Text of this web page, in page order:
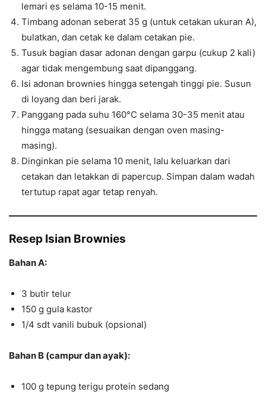
lemari es selama 10-15 menit.
Timbang adonan seberat 35 g (untuk cetakan ukuran A),
bulatkan, dan cetak ke dalam cetakan pie.
Tusuk bagian dasar adonan dengan garpu (cukup 2 kali)
agar tidak mengembung saat dipanggang.
Isi adonan brownies hingga setengah tinggi pie. Susun
di loyang dan beri jarak.
Panggang pada suhu 160°C selama 30-35 menit atau
hingga matang (sesuaikan dengan oven masing-
masing).
Dinginkan pie selama 10 menit, lalu keluarkan dari
cetakan dan letakkan di papercup. Simpan dalam wadah
tertutup rapat agar tetap renyah.
Resep Isian Brownies
Bahan A:
3 butir telur
150 g gula kastor
1/4 sdt vanili bubuk (opsional)
Bahan B (campur dan ayak):
100 g tepung terigu protein sedang